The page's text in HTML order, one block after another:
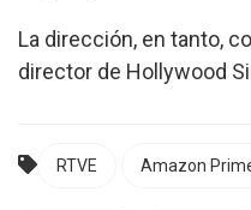
La dirección, en tanto,
director de Hollywood
RTVE Amazon